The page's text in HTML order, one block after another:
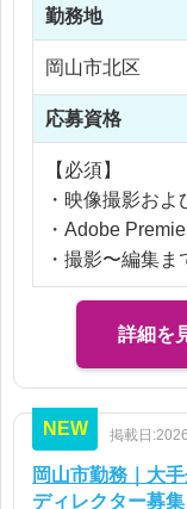
です。
お気軽にご質問
R動画など、多
単に映像を作る
業の価値を、見
です。瀬戸内エ
りにも関わる
人の理解や共
す。
り、従来の撮
を取り入れな
す。
【社員化時】
年収 3,600,000
※応相談
※ご経験により
※交通費支給
※残業代全額支
※残業20時間以
勤務地
岡山市北区
応募資格
【必須】
・映像撮影お
・Adobe
・撮影〜編集
・After Effects
・企業VP、PR
・ドローン撮影
・生成AI／AI動
・CG、3DCG
・普通自動車運
詳細を
NEW 掲載日
岡山市勤務｜大
ディレクター募集